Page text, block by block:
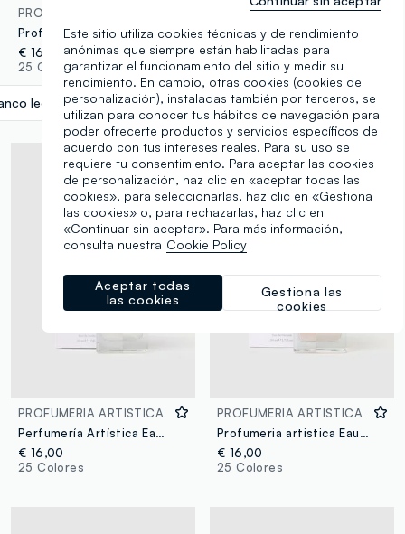
PROFUMERIA ARTISTICA
Profumeria artistica Eau de Parfum Incantesimo 50 ml
€ 16,00
25 Colores
lechoso label.selectsize
PROFUMERIA ARTISTICA
Perfumería Artística Rosso di sera
€ 16,00
25 Colores
PROFUMERIA ARTISTICA
Perfumería Artística Eau de Parfum Galleta 50ml
€ 16,00
25 Colores
PROFUMERIA ARTISTICA
Profumeria artistica Eau de Parfum Arpeggi 50 ml
€ 16,00
25 Colores
Este sitio utiliza cookies técnicas y de rendimiento
anónimas que siempre están habilitadas para
garantizar el funcionamiento del sitio y medir su
rendimiento. En cambio, otras cookies (cookies de
personalización), instaladas también por terceros, se
utilizan para conocer tus hábitos de navegación para
poder ofrecerte productos y servicios específicos de
acuerdo con tus intereses reales. Para su uso se
requiere tu consentimiento. Para aceptar las cookies
de personalización, haz clic en «aceptar todas las
cookies», para seleccionarlas, haz clic en «Gestiona
las cookies» o, para rechazarlas, haz clic en
«Continuar sin aceptar». Para más información,
consulta nuestra Cookie Policy
Gestiona las
cookies
Aceptar todas
las cookies